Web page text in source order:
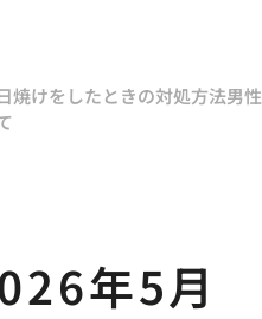
焼けをしたときの対処方法男
年5月